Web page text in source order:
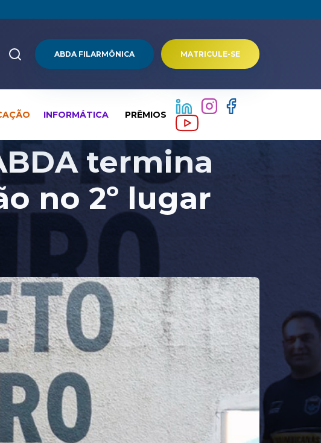
ABDA FILARMÔNICA MATRICULE-SE
INFORMÁTICA PRÊMIOS
termina
no 2º lugar